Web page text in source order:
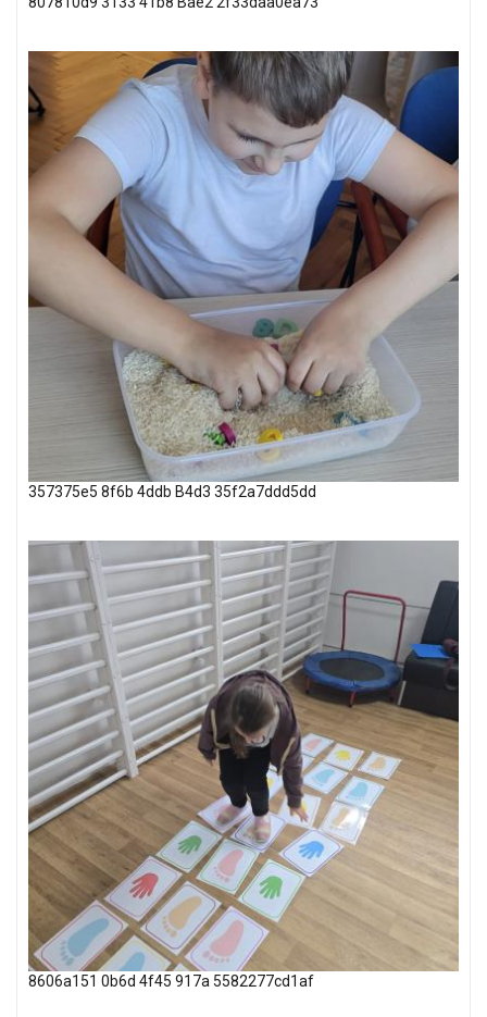
357375e5 8f6b 4ddb B4d3 35f2a7ddd5dd
8606a151 0b6d 4f45 917a 5582277cd1af